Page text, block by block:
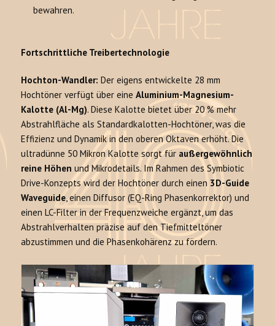
bewahren.
Fortschrittliche Treibertechnologie
Hochton-Wandler: Der eigens entwickelte 28 mm
Hochtöner verfügt über eineAluminium-Magnesium-
Kalotte (Al-Mg). Diese Kalotte bietet über 20 % mehr
Abstrahlfläche als Standardkalotten-Hochtöner, was die
Effizienz und Dynamik in den oberen Oktaven erhöht. Die
ultradünne 50 Mikron Kalotte sorgt für außergewöhnlich
reine Höhen und Mikrodetails. Im Rahmen des Symbiotic
Drive-Konzepts wird der Hochtöner durch einen 3D-Guide
Waveguide, einen Diffusor (EQ-Ring Phasenkorrektor) und
einen LC-Filter in der Frequenzweiche ergänzt, um das
Abstrahlverhalten präzise auf den Tiefmitteltöner
abzustimmen und die Phasenkohärenz zu fördern.